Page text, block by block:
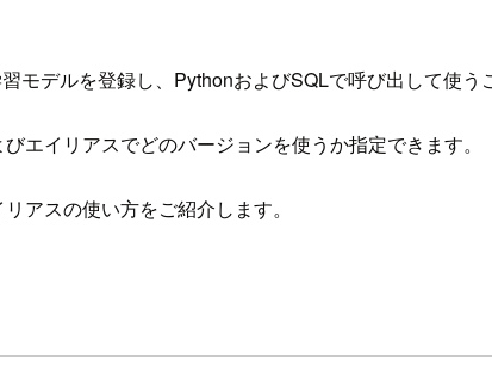
デルを登録し、PythonおよびSQLで呼び出して使う
エイリアスでどのバージョンを使うか指定できます。
アスの使い方をご紹介します。